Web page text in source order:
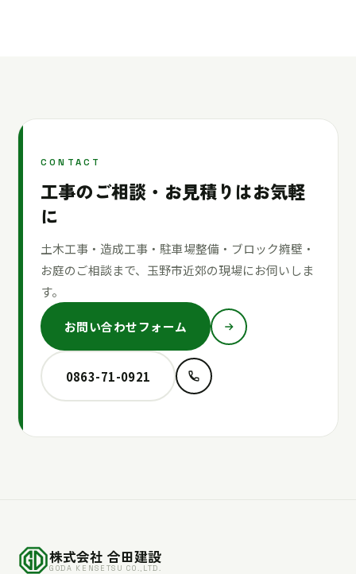
CONTACT
工事のご相談・お見積りはお気軽
に
土木工事・造成工事・駐車場整備・ブロック擁壁・
お庭のご相談まで、玉野市近郊の現場にお伺いしま
す。
お問い合わせフォーム
0863-71-0921
株式会社 合田建設
GODA KENSETSU CO.,LTD.